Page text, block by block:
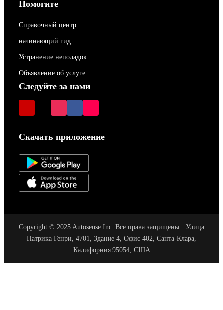
Помогите
Справочный центр
начинающий гид
Устранение неполадок
Объявление об услуге
Следуйте за нами
Скачать приложение
Copyright © 2025 Autosense Inc. Все права защищены · Улица
Патрика Генри, 4701, Здание 4, Офис 402, Санта-Клара,
Калифорния 95054, США